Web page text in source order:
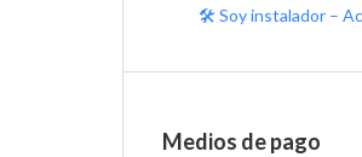
🛠️ Soy instalador –
Medios de pago